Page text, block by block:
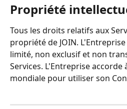
Propriété
Tous les droits relatifs aux
propriété de JOIN.
limité, non exclusif et non
Services. L'Entreprise accorde
mondiale pour utiliser son